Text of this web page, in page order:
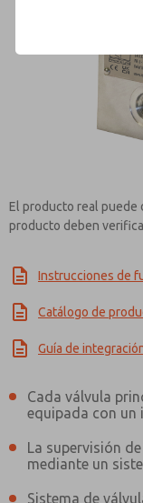
El producto real puede
producto deben
Instrucciones de
Catálogo de
Guía de
Cada válvula
equipada con
La supervisión
mediante un
Sistema de